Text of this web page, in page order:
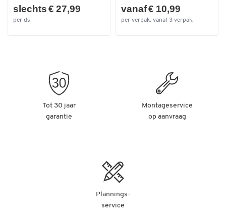
slechts € 27,99
per ds
vanaf € 10,99
per verpak. vanaf 3 verpak.
Tot 30 jaar
garantie
Montageservice
op aanvraag
Plannings-
service